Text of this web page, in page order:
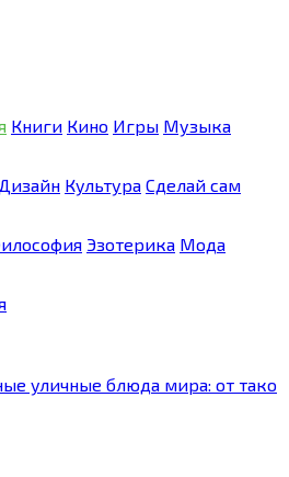
Книги Кино Игры Музыка
Дизайн Культура Сделай сам
Эзотерика Мода
уличные блюда мира: от тако